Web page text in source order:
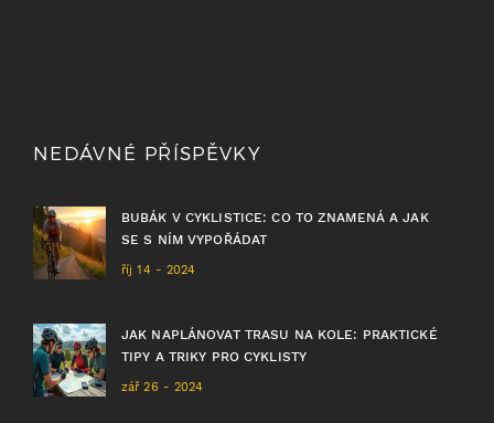
NEDÁVNÉ PŘÍSPĚVKY
BUBÁK V CYKLISTICE: CO TO ZNAMENÁ A JAK
SE S NÍM VYPOŘÁDAT
říj 14 - 2024
JAK NAPLÁNOVAT TRASU NA KOLE: PRAKTICKÉ
TIPY A TRIKY PRO CYKLISTY
zář 26 - 2024